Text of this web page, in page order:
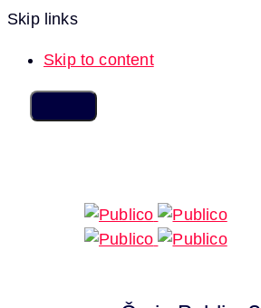
Skip links
Skip to content